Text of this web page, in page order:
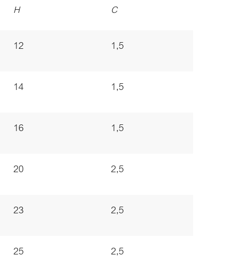
H C
12 1,5
14 1,5
16 1,5
20 2,5
23 2,5
25 2,5